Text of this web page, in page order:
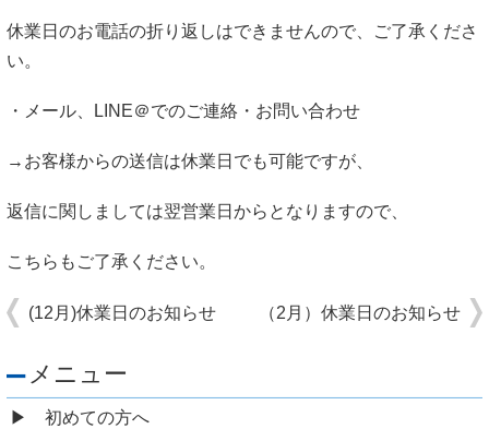
休業日のお電話の折り返しはできませんので、ご了承くださ
い。
・メール、LINE＠でのご連絡・お問い合わせ
→お客様からの送信は休業日でも可能ですが、
返信に関しましては翌営業日からとなりますので、
こちらもご了承ください。
(12月)休業日のお知らせ （2月）休業日のお知らせ
メニュー
初めての方へ